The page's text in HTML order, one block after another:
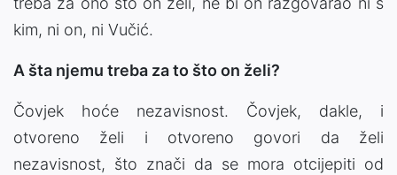
kim, ni on, ni Vučić.
A šta njemu treba za to što on želi?
Čovjek hoće nezavisnost. Čovjek, dakle, i
otvoreno želi i otvoreno govori da želi
nezavisnost, što znači da se mora otcijepiti od